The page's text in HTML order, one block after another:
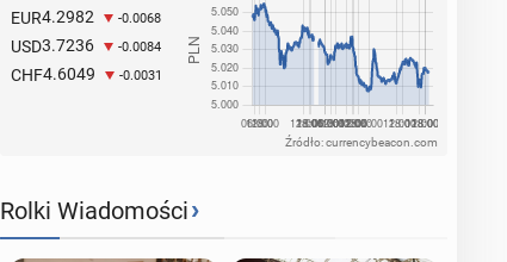
EUR4.2982 -0.0068
USD3.7236 -0.0084
CHF4.6049 -0.0031
Źródło: currencybeacon.com
Rolki Wiadomości›